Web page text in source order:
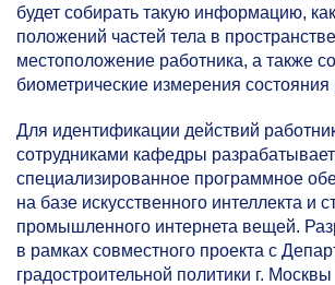
будет собирать такую информацию,
положений частей тела в
местоположение работника, а также
биометрические измерения состояния
Для идентификации действий
сотрудниками кафедры
специализированное программное
на базе искусственного интеллекта и
промышленного интернета вещей.
в рамках совместного проекта с
градостроительной политики г. Москвы